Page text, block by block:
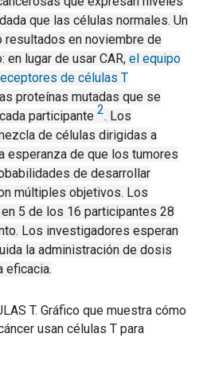
que las células normales.Un
en noviembre de
en lugar de usar CAR,el equipo
de células T
proteínas mutadas que se
participante2. Los
de células dirigidas a
esperanza de que los tumores
de desarrollar
múltiples objetivos. Los
5 de los 16 participantes 28
Los investigadores esperan
la administración de dosis
eficacia.